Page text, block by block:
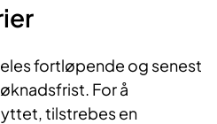
fortløpende og senest
For å
tilstrebes en